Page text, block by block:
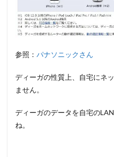
参照： パナソニックさん
ディーガの性質上、自宅にネ
ません。
ディーガのデータを自宅の
ね。